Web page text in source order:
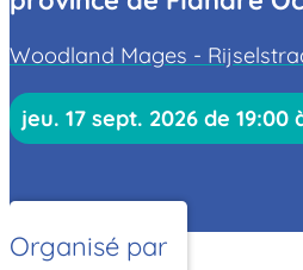
Woodland Mages -
jeu. 17 sept. 2026 de 19:00
Organisé par